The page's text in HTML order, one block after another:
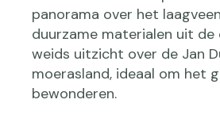
panorama over het
duurzame materialen uit de
weids uitzicht over de Jan
moerasland, ideaal om het
bewonderen.